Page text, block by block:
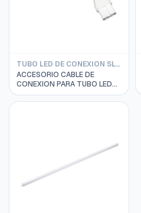
TUBO LED DE CONEXION SLIM BATTEN PHILIPS
ACCESORIO CABLE DE
CONEXION PARA TUBO LED
DE SLIM BATTEN BN068C
PHILIPS 91140159130